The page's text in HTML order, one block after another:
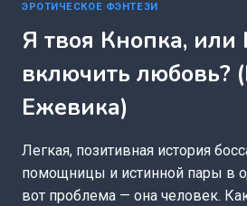
ЭРОТИЧЕСКОЕ ФЭНТЕЗИ
Я твоя Кнопка, или
включить любовь?
Ежевика)
Легкая, позитивная история
помощницы и истинной пары в
вот проблема — она человек.